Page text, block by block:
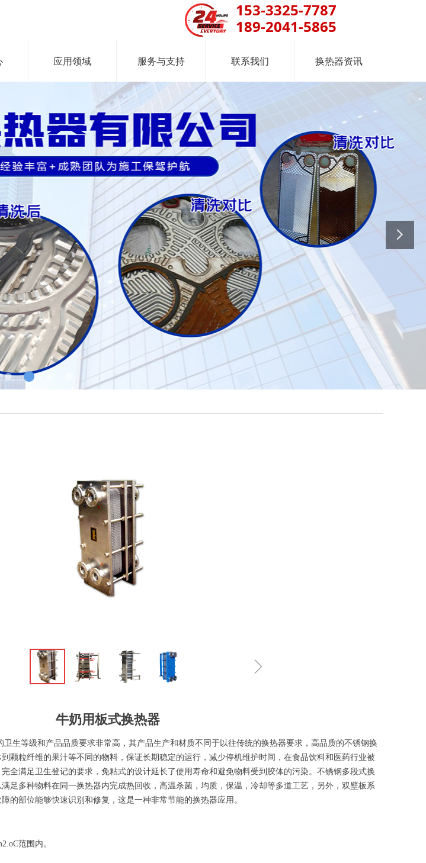
应用领域 服务与支持 联系我们 换热器资讯
153-3325-7787
189-2041-5865
ꁇ
牛奶用板式换热器
等级和产品品质要求非常高，其产品生产和材质不同于以往传统的换热器要求，高品质的不锈钢换
颗粒纤维的果汁等不同的物料，保证长期稳定的运行，减少停机维护时间，在食品饮料和医药行业被
全满足卫生登记的要求，免粘式的设计延长了使用寿命和避免物料受到胶体的污染。不锈钢多段式换
足多种物料在同一换热器内完成热回收，高温杀菌，均质，保温，冷却等多道工艺，另外，双壁板系
的部位能够快速识别和修复，这是一种非常节能的换热器应用。
范围内。